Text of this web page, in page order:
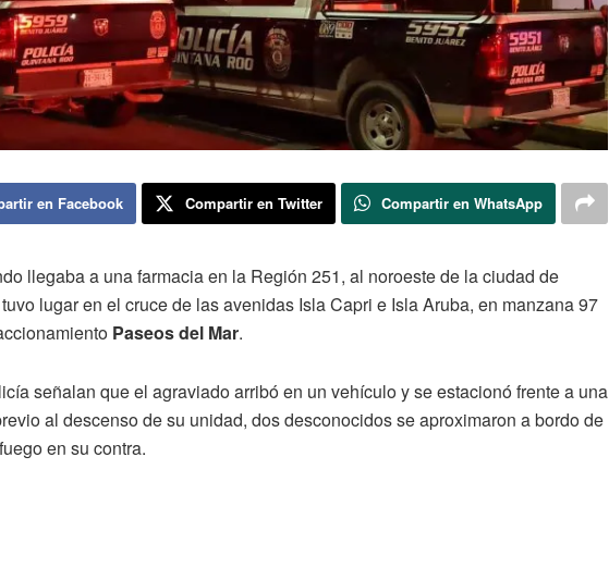
en Facebook Compartir en Twitter Compartir en WhatsApp
llegaba a una farmacia en la Región 251, al noroeste de la ciudad de
lugar en el cruce de las avenidas Isla Capri e Isla Aruba, en manzana 97
Paseos del Mar.
señalan que el agraviado arribó en un vehículo y se estacionó frente a una
al descenso de su unidad, dos desconocidos se aproximaron a bordo de
en su contra.